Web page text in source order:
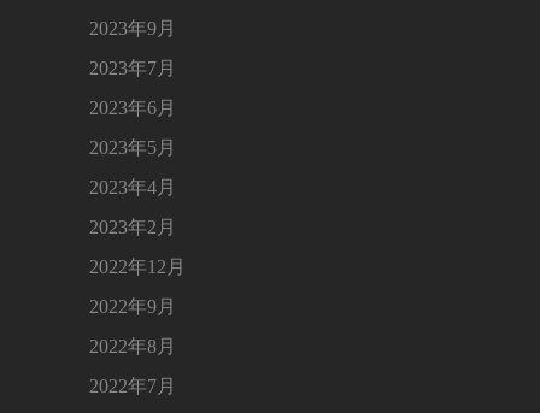
2023年9月
2023年7月
2023年6月
2023年5月
2023年4月
2023年2月
2022年12月
2022年9月
2022年8月
2022年7月